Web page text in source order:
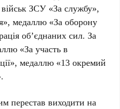
ЗСУ «За службу»,
медаллю «За оборону
об’єднаних сил. За
«За участь в
медаллю «13 окремий
перестав виходити на